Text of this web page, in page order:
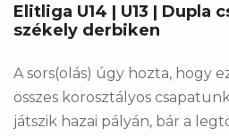
Elitliga U14 | U13 | Dupla
székely derbiken
A sors(olás) úgy hozta, hogy
összes korosztályos csapatunk
játszik hazai pályán, bár a